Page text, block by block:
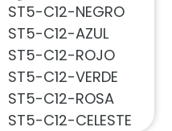
ST5-C12-NEGRO
ST5-C12-AZUL
ST5-C12-ROJO
ST5-C12-VERDE
ST5-C12-ROSA
ST5-C12-CELESTE